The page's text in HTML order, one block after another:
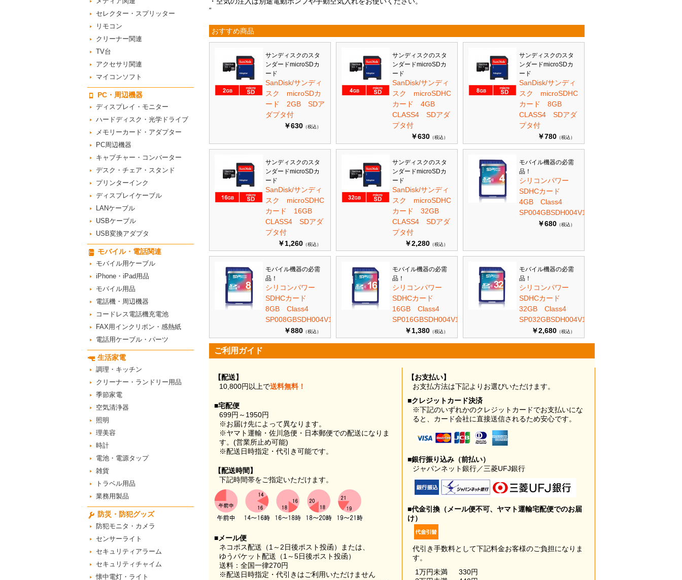
セレクター・スプリッター
リモコン
クリーナー関連
TV台
アクセサリ関連
マイコンソフト
PC・周辺機器
ディスプレイ・モニター
ハードディスク・光学ドライブ
メモリーカード・アダプター
PC周辺機器
キャプチャー・コンバーター
デスク・チェア・スタンド
プリンターインク
ディスプレイケーブル
LANケーブル
USBケーブル
USB変換アダプタ
モバイル・電話関連
モバイル用ケーブル
iPhone・iPad用品
モバイル用品
電話機・周辺機器
コードレス電話機充電池
FAX用インクリボン・感熱紙
電話用ケーブル・パーツ
生活家電
調理・キッチン
クリーナー・ランドリー用品
季節家電
空気清浄器
照明
理美容
時計
電池・電源タップ
雑貨
トラベル用品
業務用製品
防災・防犯グッズ
防犯モニタ・カメラ
センサーライト
セキュリティアラーム
セキュリティチャイム
懐中電灯・ライト
“
おすすめ商品
サンディスクのスタ
ンダードmicroSDカ
ード
SanDisk/サンディ
スク microSDカ
ード 2GB SDア
ダプタ付
￥630 （税込）
サンディスクのスタ
ンダードmicroSDカ
ード
SanDisk/サンディ
スク microSDHC
カード 4GB
CLASS4 SDアダ
プタ付
￥630 （税込）
サンディスクのスタ
ンダードmicroSDカ
ード
SanDisk/サンディ
スク microSDHC
カード 8GB
CLASS4 SDアダ
プタ付
￥780 （税込）
サンディスクのスタ
ンダードmicroSDカ
ード
SanDisk/サンディ
スク microSDHC
カード 16GB
CLASS4 SDアダ
プタ付
￥1,260 （税込）
サンディスクのスタ
ンダードmicroSDカ
ード
SanDisk/サンディ
スク microSDHC
カード 32GB
CLASS4 SDアダ
プタ付
￥2,280 （税込）
モバイル機器の必需
品！
シリコンパワー
SDHCカード
4GB Class4
SP004GBSDH004V10
￥680 （税込）
モバイル機器の必需
品！
シリコンパワー
SDHCカード
8GB Class4
SP008GBSDH004V10
￥880 （税込）
モバイル機器の必需
品！
シリコンパワー
SDHCカード
16GB Class4
SP016GBSDH004V10
￥1,380 （税込）
モバイル機器の必需
品！
シリコンパワー
SDHCカード
32GB Class4
SP032GBSDH004V10
￥2,680 （税込）
ご利用ガイド
【配送】
10,800円以上で送料無料！
■宅配便
699円～1950円
※お届け先によって異なります。
※ヤマト運輸・佐川急便・日本郵便での配送になりま
す。(営業所止め可能)
※配送日時指定・代引き可能です。
【配送時間】
下記時間帯をご指定いただけます。
■メール便
ネコポス配送（1～2日後ポスト投函）または、
ゆうパケット配送（1～5日後ポスト投函）
送料：全国一律270円
※配送日時指定・代引きはご利用いただけません
【お支払い】
お支払方法は下記よりお選びいただけます。
■クレジットカード決済
※下記のいずれかのクレジットカードでお支払いにな
ると、カード会社に直接送信されるため安心です。
■銀行振り込み（前払い）
ジャパンネット銀行／三菱UFJ銀行
■代金引換（メール便不可、ヤマト運輸宅配便でのお届
け）
代引き手数料として下記料金お客様のご負担になりま
す。
1万円未満
330円